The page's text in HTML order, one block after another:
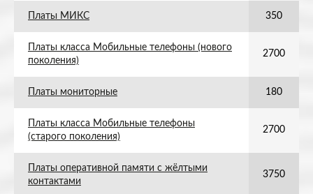
Платы МИКС 350
Платы класса Мобильные телефоны (нового
поколения)
2700
Платы мониторные 180
Платы класса Мобильные телефоны
(старого поколения)
2700
Платы оперативной памяти с жёлтыми
контактами
3750